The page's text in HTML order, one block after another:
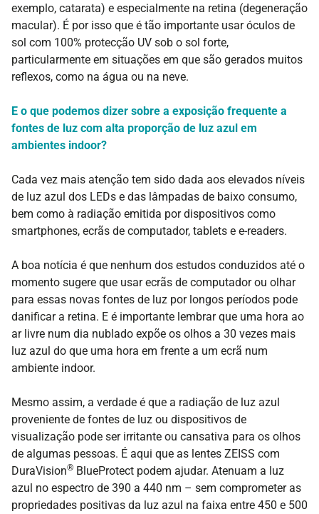
exemplo, catarata) e especialmente na retina (degeneração
macular). É por isso que é tão importante usar óculos de
sol com 100% protecção UV sob o sol forte,
particularmente em situações em que são gerados muitos
reflexos, como na água ou na neve.
E o que podemos dizer sobre a exposição frequente a
fontes de luz com alta proporção de luz azul em
ambientes indoor?
Cada vez mais atenção tem sido dada aos elevados níveis
de luz azul dos LEDs e das lâmpadas de baixo consumo,
bem como à radiação emitida por dispositivos como
smartphones, ecrãs de computador, tablets e e-readers.
A boa notícia é que nenhum dos estudos conduzidos até o
momento sugere que usar ecrãs de computador ou olhar
para essas novas fontes de luz por longos períodos pode
danificar a retina. E é importante lembrar que uma hora ao
ar livre num dia nublado expõe os olhos a 30 vezes mais
luz azul do que uma hora em frente a um ecrã num
ambiente indoor.
Mesmo assim, a verdade é que a radiação de luz azul
proveniente de fontes de luz ou dispositivos de
visualização pode ser irritante ou cansativa para os olhos
de algumas pessoas. É aqui que as lentes ZEISS com
DuraVision® BlueProtect podem ajudar. Atenuam a luz
azul no espectro de 390 a 440 nm – sem comprometer as
propriedades positivas da luz azul na faixa entre 450 e 500